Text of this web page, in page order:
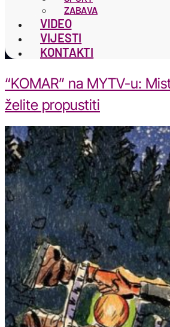
ZABAVA
VIDEO
VIJESTI
KONTAKTI
“KOMAR” na MYTV-u:
želite propustiti